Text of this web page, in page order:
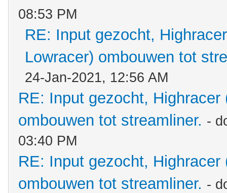
08:53 PM
RE: Input gezocht,
Lowracer) ombouwen tot
24-Jan-2021, 12:56 AM
RE: Input gezocht,
ombouwen tot streamliner. -
03:40 PM
RE: Input gezocht,
ombouwen tot streamliner. -